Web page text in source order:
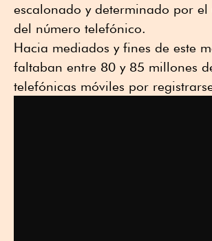
escalonado y determinado por
del número telefónico.
Hacia mediados y fines de este
faltaban entre 80 y 85 millones
telefónicas móviles por